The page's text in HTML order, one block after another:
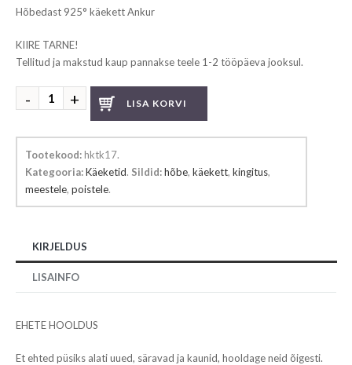
Hõbedast 925° käekett Ankur
KIIRE TARNE!
Tellitud ja makstud kaup pannakse teele 1-2 tööpäeva jooksul.
Hõbedast
käekett
LISA KORVI
Tootekood: hktk17.
Kategooria:Käeketid. Sildid:hõbe, käekett, kingitus,
meestele, poistele.
KIRJELDUS
LISAINFO
EHETE HOOLDUS
Et ehted püsiks alati uued, säravad ja kaunid, hooldage neid õigesti.